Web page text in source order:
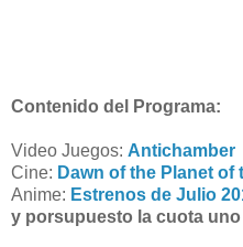
Contenido del Programa:
Video Juegos: Antichamber
Cine: Dawn of the Planet of
Anime: Estrenos de Julio
y porsupuesto la cuota uno